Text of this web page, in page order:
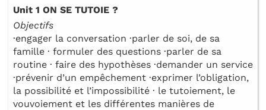
Unit 1 ON SE TUTOIE ?
Objectifs
·engager la conversation ·parler de soi, de sa
famille · formuler des questions ·parler de sa
routine · faire des hypothèses ·demander un service
·prévenir d’un empêchement ·exprimer l’obligation,
la possibilité et l’impossibilité · le tutoiement, le
vouvoiement et les différentes manières de